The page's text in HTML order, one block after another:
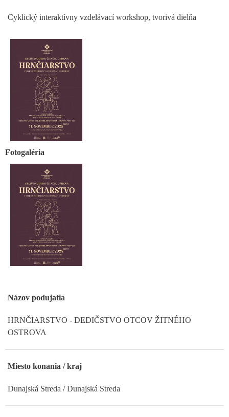
Cyklický interaktívny vzdelávací workshop, tvorivá dielňa
Fotogaléria
Názov podujatia
HRNČIARSTVO - DEDIČSTVO OTCOV ŽITNÉHO
OSTROVA
Miesto konania / kraj
Dunajská Streda / Dunajská Streda